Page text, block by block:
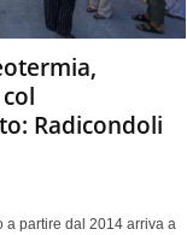
Radicondoli
a partire dal 2014 arriva a